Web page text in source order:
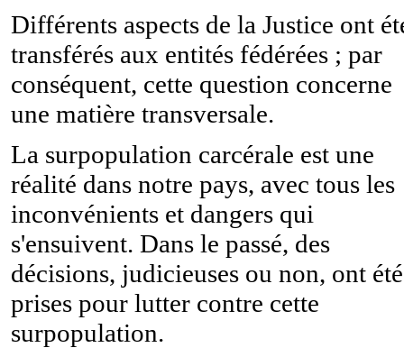
Différents aspects de la Justice ont
transférés aux entités fédérées ; par
conséquent, cette question concerne
une matière transversale.
La surpopulation carcérale est une
réalité dans notre pays, avec tous les
inconvénients et dangers qui
s'ensuivent. Dans le passé, des
décisions, judicieuses ou non, ont été
prises pour lutter contre cette
surpopulation.